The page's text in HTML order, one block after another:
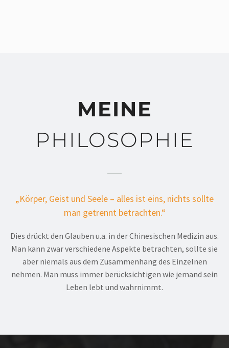
MEINE
PHILOSOPHIE
„Körper, Geist und Seele – alles ist eins, nichts sollte
man getrennt betrachten.“
Dies drückt den Glauben u.a. in der Chinesischen Medizin aus.
Man kann zwar verschiedene Aspekte betrachten, sollte sie
aber niemals aus dem Zusammenhang des Einzelnen
nehmen. Man muss immer berücksichtigen wie jemand sein
Leben lebt und wahrnimmt.